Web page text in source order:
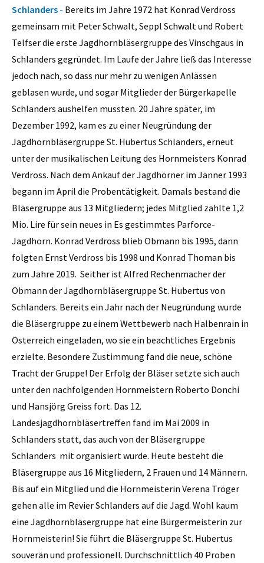
Schlanders - Bereits im Jahre 1972 hat Konrad Verdross
gemeinsam mit Peter Schwalt, Seppl Schwalt und Robert
Telfser die erste Jagdhornbläsergruppe des Vinschgaus in
Schlanders gegründet. Im Laufe der Jahre ließ das Interesse
jedoch nach, so dass nur mehr zu wenigen Anlässen
geblasen wurde, und sogar Mitglieder der Bürgerkapelle
Schlanders aushelfen mussten. 20 Jahre später, im
Dezember 1992, kam es zu einer Neugründung der
Jagdhornbläsergruppe St. Hubertus Schlanders, erneut
unter der musikalischen Leitung des Hornmeisters Konrad
Verdross. Nach dem Ankauf der Jagdhörner im Jänner 1993
begann im April die Probentätigkeit. Damals bestand die
Bläsergruppe aus 13 Mitgliedern; jedes Mitglied zahlte 1,2
Mio. Lire für sein neues in Es gestimmtes Parforce-
Jagdhorn. Konrad Verdross blieb Obmann bis 1995, dann
folgten Ernst Verdross bis 1998 und Konrad Thoman bis
zum Jahre 2019. Seither ist Alfred Rechenmacher der
Obmann der Jagdhornbläsergruppe St. Hubertus von
Schlanders. Bereits ein Jahr nach der Neugründung wurde
die Bläsergruppe zu einem Wettbewerb nach Halbenrain in
Österreich eingeladen, wo sie ein beachtliches Ergebnis
erzielte. Besondere Zustimmung fand die neue, schöne
Tracht der Gruppe! Der Erfolg der Bläser setzte sich auch
unter den nachfolgenden Hornmeistern Roberto Donchi
und Hansjörg Greiss fort. Das 12.
Landesjagdhornbläsertreffen fand im Mai 2009 in
Schlanders statt, das auch von der Bläsergruppe
Schlanders mit organisiert wurde. Heute besteht die
Bläsergruppe aus 16 Mitgliedern, 2 Frauen und 14 Männern.
Bis auf ein Mitglied und die Hornmeisterin Verena Tröger
gehen alle im Revier Schlanders auf die Jagd. Wohl kaum
eine Jagdhornbläsergruppe hat eine Bürgermeisterin zur
Hornmeisterin! Sie führt die Bläsergruppe St. Hubertus
souverän und professionell. Durchschnittlich 40 Proben